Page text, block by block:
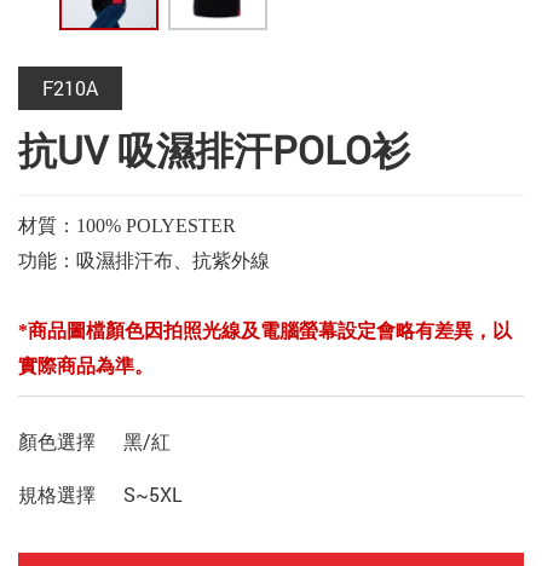
F210A
抗UV 吸濕排汗POLO衫
材質：100% POLYESTER
功能：吸濕排汗布、抗紫外線
*商品圖檔顏色因拍照光線及電腦螢幕設定會略有差異，以
實際商品為準。
顏色選擇 黑/紅
規格選擇 S~5XL